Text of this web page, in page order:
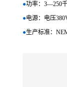
●功率：3—250
●电源：电压
●生产标准：